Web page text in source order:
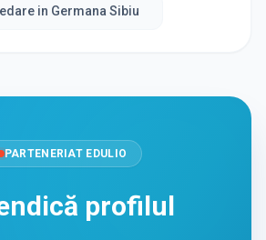
in Germana Sibiu
PARTENERIAT EDULIO
profilul